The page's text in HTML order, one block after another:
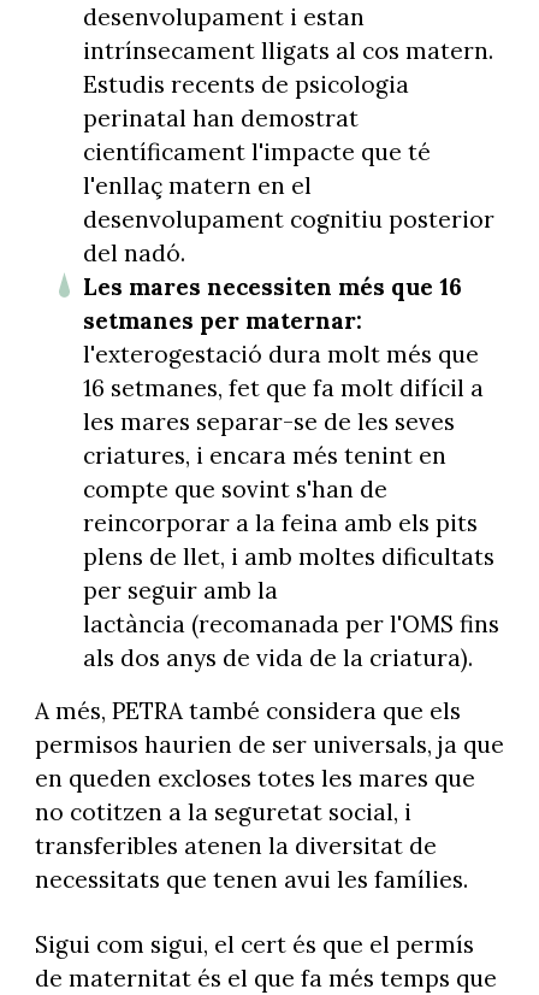
desenvolupament i estan
intrínsecament lligats al cos matern.
Estudis recents de psicologia
perinatal han demostrat
científicament l'impacte que té
l'enllaç matern en el
desenvolupament cognitiu posterior
del nadó.
Les mares necessiten més que 16
setmanes per maternar:
l'exterogestació dura molt més que
16 setmanes, fet que fa molt difícil a
les mares separar-se de les seves
criatures, i encara més tenint en
compte que sovint s'han de
reincorporar a la feina amb els pits
plens de llet, i amb moltes dificultats
per seguir amb la
lactància (recomanada per l'OMS fins
als dos anys de vida de la criatura).
A més, PETRA també considera que els
permisos haurien de ser universals, ja que
en queden excloses totes les mares que
no cotitzen a la seguretat social, i
transferibles atenen la diversitat de
necessitats que tenen avui les famílies.
Sigui com sigui, el cert és que el permís
de maternitat és el que fa més temps que